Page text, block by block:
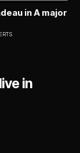
in A major
in